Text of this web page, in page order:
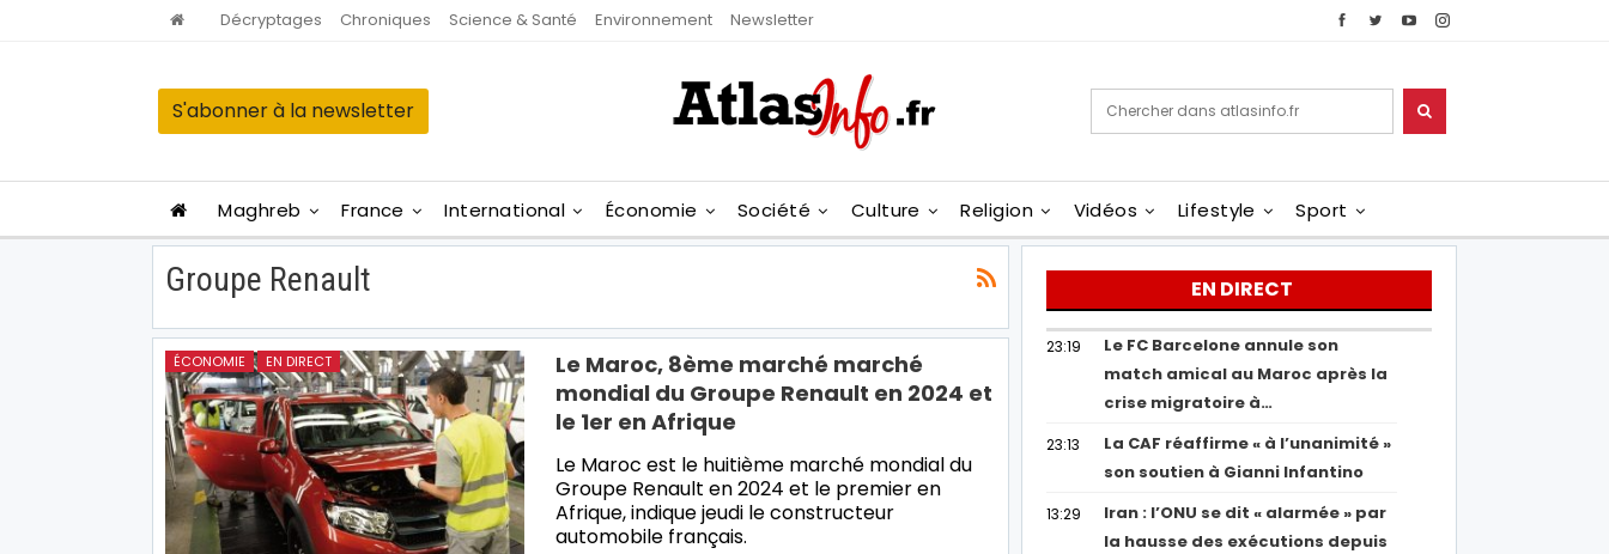
Décryptages Chroniques Science & Santé Environnement Newsletter
S'abonner à la newsletter
Maghreb France International Économie Société Culture Religion Vidéos Lifestyle Sport
Groupe Renault
ÉCONOMIE EN DIRECT
Le Maroc, 8ème marché marché
mondial du Groupe Renault en 2024 et
le 1er en Afrique
Le Maroc est le huitième marché mondial du
Groupe Renault en 2024 et le premier en
Afrique, indique jeudi le constructeur
automobile français.
EN DIRECT
23:19
Le FC Barcelone annule son
match amical au Maroc après la
crise migratoire à…
23:13
La CAF réaffirme « à l’unanimité »
son soutien à Gianni Infantino
13:29
Iran : l’ONU se dit « alarmée » par
la hausse des exécutions depuis